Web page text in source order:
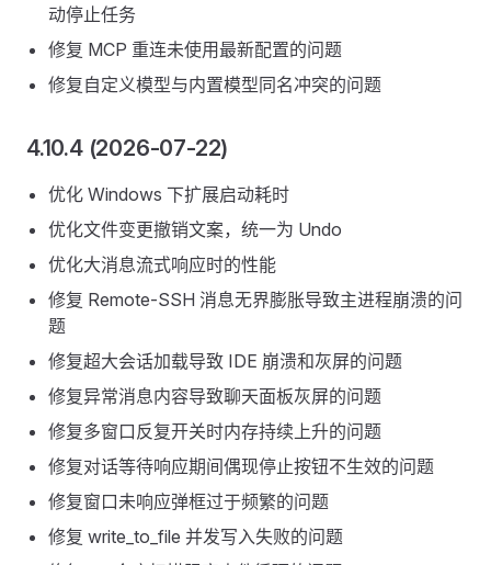
动停止任务
修复 MCP 重连未使用最新配置的问题
修复自定义模型与内置模型同名冲突的问题
4.10.4 (2026-07-22)
优化 Windows 下扩展启动耗时
优化文件变更撤销文案，统一为 Undo
优化大消息流式响应时的性能
修复 Remote-SSH 消息无界膨胀导致主进程崩溃的问
题
修复超大会话加载导致 IDE 崩溃和灰屏的问题
修复异常消息内容导致聊天面板灰屏的问题
修复多窗口反复开关时内存持续上升的问题
修复对话等待响应期间偶现停止按钮不生效的问题
修复窗口未响应弹框过于频繁的问题
修复 write_to_file 并发写入失败的问题